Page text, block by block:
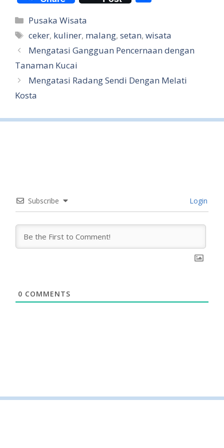
e
Categories
Pusaka Wisata
Tags
ceker, kuliner, malang,setan,wisata
Mengatasi Gangguan Pencernaan dengan
Tanaman Kucai
Mengatasi Radang Sendi Dengan Melati
Kosta
Subscribe Login
0 COMMENTS